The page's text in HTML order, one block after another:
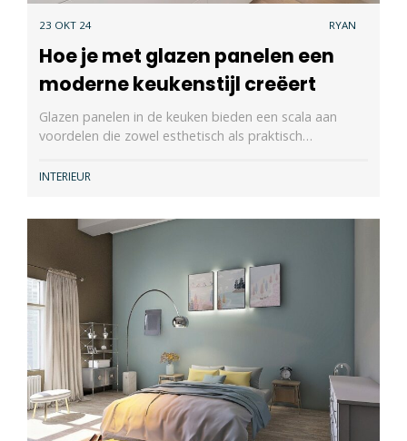
23 OKT 24 RYAN
Hoe je met glazen panelen een
moderne keukenstijl creëert
Glazen panelen in de keuken bieden een scala aan
voordelen die zowel esthetisch als praktisch…
INTERIEUR